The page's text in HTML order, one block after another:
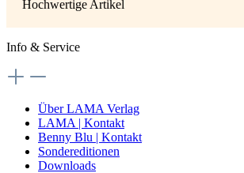
Hochwertige Artikel
Info & Service
Über LAMA Verlag
LAMA | Kontakt
Benny Blu | Kontakt
Sondereditionen
Downloads